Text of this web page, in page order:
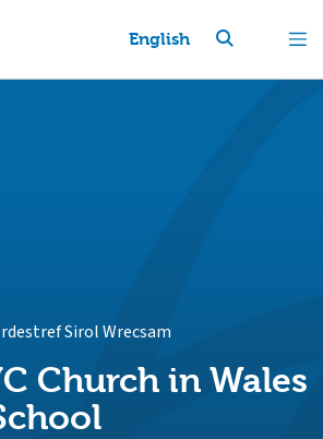
English
Sirol Wrecsam
Church in Wales